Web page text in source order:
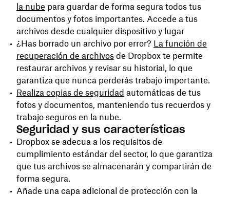
la nube para guardar de forma segura todos tus
documentos y fotos importantes. Accede a tus
archivos desde cualquier dispositivo y lugar
¿Has borrado un archivo por error? La función de
recuperación de archivos de Dropbox te permite
restaurar archivos y revisar su historial, lo que
garantiza que nunca perderás trabajo importante.
Realiza copias de seguridad automáticas de tus
fotos y documentos, manteniendo tus recuerdos y
trabajo seguros en la nube.
Seguridad y sus características
Dropbox se adecua a los requisitos de
cumplimiento estándar del sector, lo que garantiza
que tus archivos se almacenarán y compartirán de
forma segura.
Añade una capa adicional de protección con la